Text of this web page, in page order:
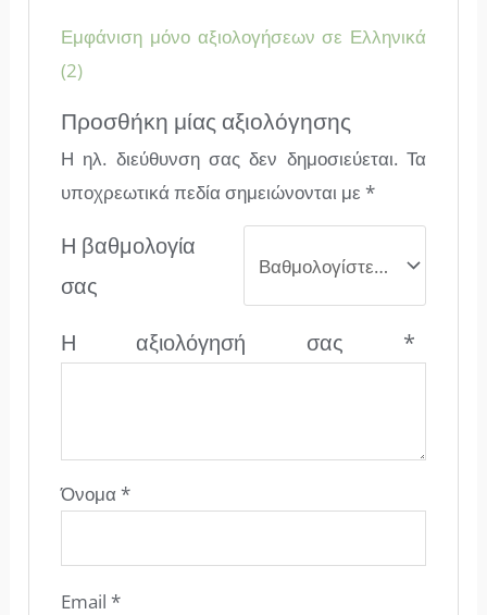
Εμφάνιση μόνο αξιολογήσεων σε Ελληνικά
(2)
Προσθήκη μίας αξιολόγησης
Η ηλ. διεύθυνση σας δεν δημοσιεύεται. Τα
υποχρεωτικά πεδία σημειώνονται με *
Η βαθμολογία
σας
Η αξιολόγησή σας *
Όνομα *
Email *